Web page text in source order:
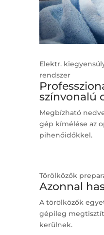
Elektr.
rendszer
színvonalú
Megbízható
gép kímélése az
pihenőidőkkel.
Törölközők
Azonnal
A törölközők
gépileg
kerülnek.